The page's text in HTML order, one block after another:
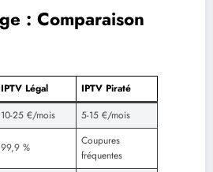
: Comparaison
IPTV Légal
IPTV Piraté
10-25 €/mois 5-15 €/mois
99,9 %
Coupures
fréquentes